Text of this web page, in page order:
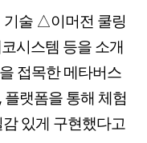
기술 △이머전 쿨링
시스템 등을 소개
접목한 메타버스
랫폼을 통해 체험
있게 구현했다고